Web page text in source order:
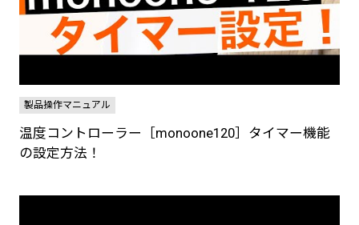
製品操作マニュアル
温度コントローラー［monoone120］タイマー機能
の設定方法！